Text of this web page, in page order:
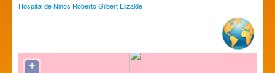
Hospital de Niños Roberto Gilbert Elizalde
+